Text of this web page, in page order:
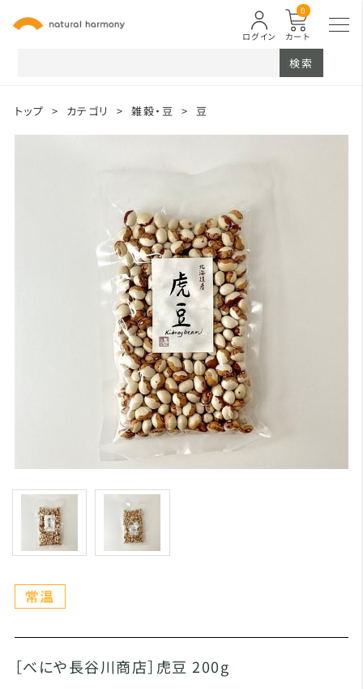
カート
0
ログイン
検索
トップ > カテゴリ > 雑穀・豆 > 豆
［べにや長谷川商店］虎豆 200g